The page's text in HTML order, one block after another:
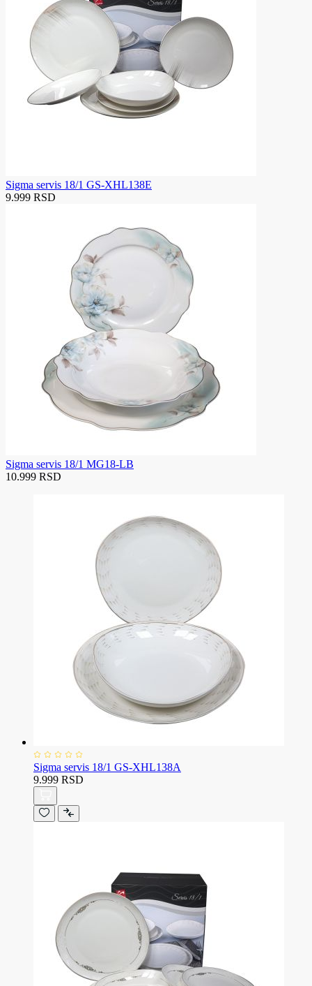
Sigma servis 18/1 GS-XHL138E
9.999 RSD
Sigma servis 18/1 MG18-LB
10.999 RSD
Sigma servis 18/1 GS-XHL138A
9.999 RSD